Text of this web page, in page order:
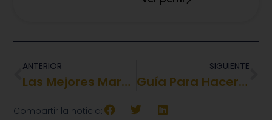
ANTERIOR
Las Mejores Marcas De Autocaravanas
SIGUIENTE
Guía Para Hacer El Camino De Santiago En Autocaravana: Consejos Y Ruta Completa
Compartir la noticia: